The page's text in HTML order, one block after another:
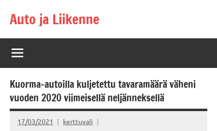
Auto ja Liikenne
Kuorma-autoilla kuljetettu tavaramäärä väheni
vuoden 2020 viimeisellä neljänneksellä
17/03/2021 kerttuvali